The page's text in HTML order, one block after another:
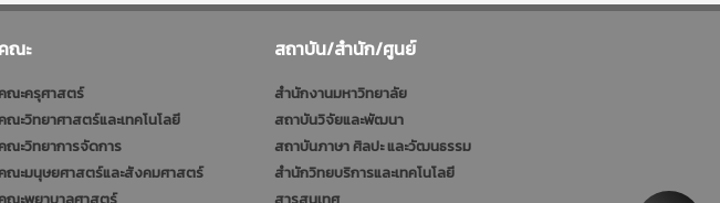
คณะ
ณะครุศาสตร์
ณะวิทยาศาสตร์และเทคโนโลยี
ณะวิทยาการจัดการ
ณะมนุษยศาสตร์และสังคมศาสตร์
สถาบัน/สำนัก/ศูนย์
สำนักงานมหาวิทยาลัย
สถาบันวิจัยและพัฒนา
สถาบันภาษา ศิลปะ และวัฒนธรรม
สำนักวิทยบริการและเทคโนโลยี